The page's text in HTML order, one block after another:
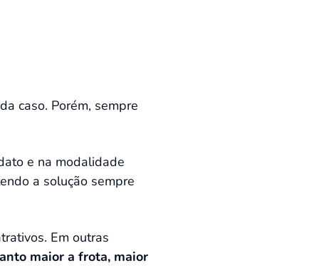
caso. Porém, sempre
e na modalidade
a solução sempre
Em outras
maior a frota, maior